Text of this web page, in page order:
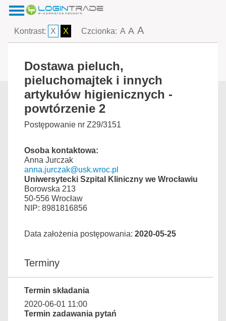
Kontrast: X X Czcionka: A A A
Dostawa pieluch,
pieluchomajtek i innych
artykułów higienicznych -
powtórzenie 2
Postępowanie nr Z29/3151
Osoba kontaktowa:
Anna Jurczak
anna.jurczak@usk.wroc.pl
Uniwersytecki Szpital Kliniczny we Wrocławiu
Borowska 213
50-556 Wrocław
NIP: 8981816856
Data założenia postępowania: 2020-05-25
Terminy
Termin składania
2020-06-01 11:00
Termin zadawania pytań